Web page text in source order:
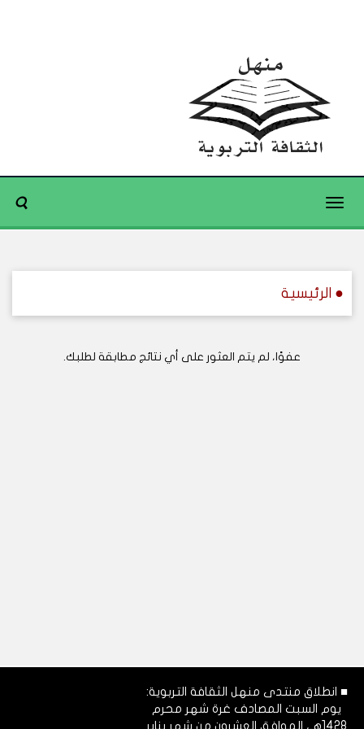
Toggle
● الرئيسية
عفوًا، لم يتم العثور على أي نتائج مطابقة لطلبك.
■ انطلاق منتدى منهل الثقافة التربوية:
يوم السبت المصادف غرة شهر محرم
1428هـ، الموافق العشرون من شهر يناير